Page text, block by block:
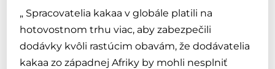
„ Spracovatelia kakaa v globále platili na
hotovostnom trhu viac, aby zabezpečili
dodávky kvôli rastúcim obavám, že dodávatelia
kakaa zo západnej Afriky by mohli nesplniť